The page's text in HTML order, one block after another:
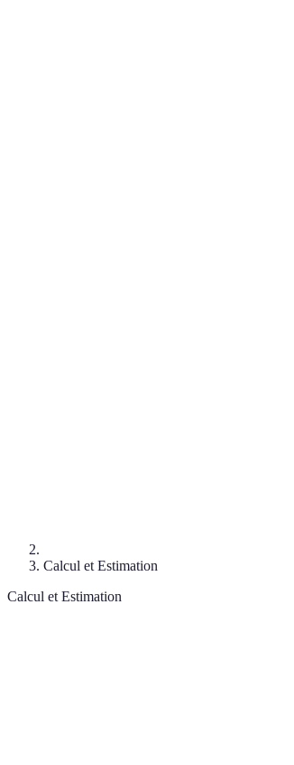
Calcul et Estimation
Calcul et Estimation